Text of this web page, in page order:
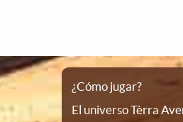
Plano
¿Cómo jugar?
El universo Tèrra